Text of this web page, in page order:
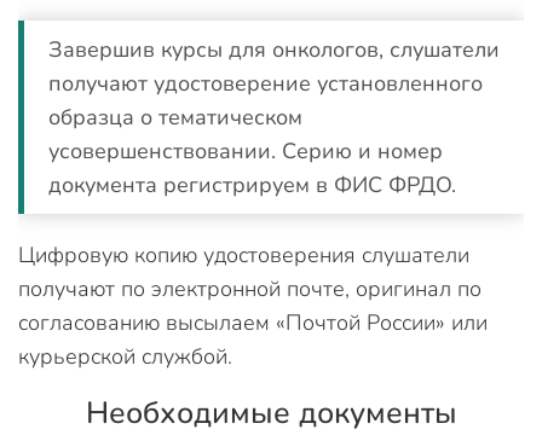
Завершив курсы для онкологов, слушатели
получают удостоверение установленного
образца о тематическом
усовершенствовании. Серию и номер
документа регистрируем в ФИС ФРДО.
Цифровую копию удостоверения слушатели
получают по электронной почте, оригинал по
согласованию высылаем «Почтой России» или
курьерской службой.
Необходимые документы